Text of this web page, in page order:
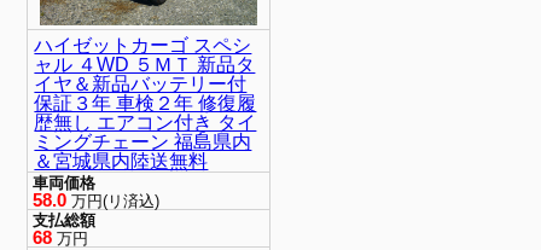
ハイゼットカーゴ スペシ
ャル ４WD ５ＭＴ 新品タ
イヤ＆新品バッテリー付
保証３年 車検２年 修復履
歴無し エアコン付き タイ
ミングチェーン 福島県内
＆宮城県内陸送無料
車両価格
58.0 万円(リ済込)
支払総額
68 万円